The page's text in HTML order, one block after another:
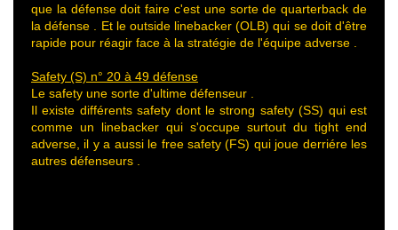
que la défense doit faire c'est une sorte de quarterback de
la défense . Et le outside linebacker (OLB) qui se doit d'être
rapide pour réagir face à la stratégie de l'équipe adverse .
Safety (S) n° 20 à 49 défense
Le safety une sorte d'ultime défenseur .
Il existe différents safety dont le strong safety (SS) qui est
comme un linebacker qui s'occupe surtout du tight end
adverse, il y a aussi le free safety (FS) qui joue derriére les
autres défenseurs .